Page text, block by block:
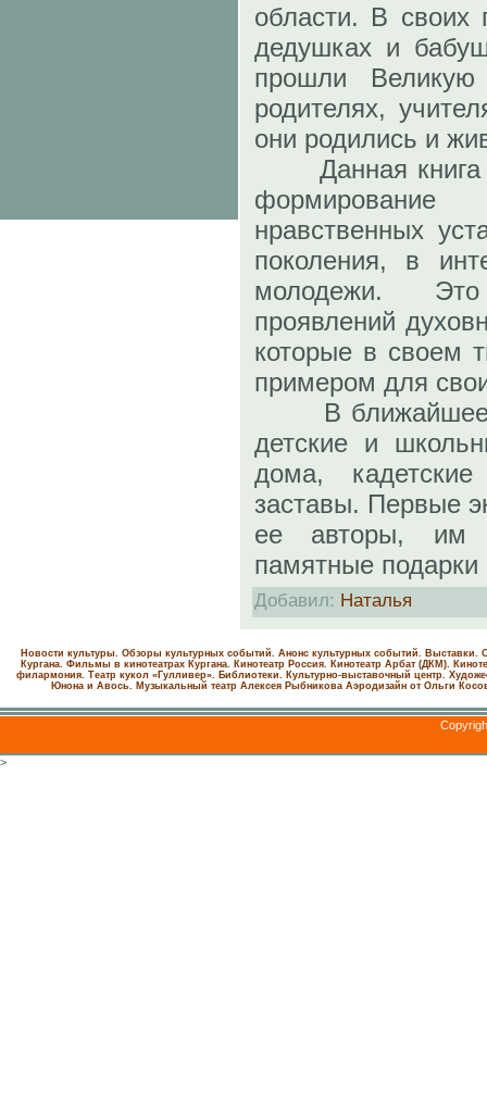
области. В своих
дедушках и
прошли Великую
родителях,
они родились и
Данная книга
формирование
нравственных
поколения, в
молодежи.
проявлений
которые в своем
примером для
В ближайшее
детские и
дома,
заставы. Первые
ее авторы, им
памятные подарки
Добавил: Наталья
Новости культуры. Обзоры культурных событий. Анонс культурных событий. Выставки.
Кургана. Фильмы в кинотеатрах Кургана.
Кинотеатр Россия. Кинотеатр Арбат (ДКМ).
филармония. Театр кукол «Гулливер». Библиотеки. Культурно-выставочный центр.
Юнона и Авось. Музыкальный театр Алексея Рыбникова Аэродизайн от Ольги
>